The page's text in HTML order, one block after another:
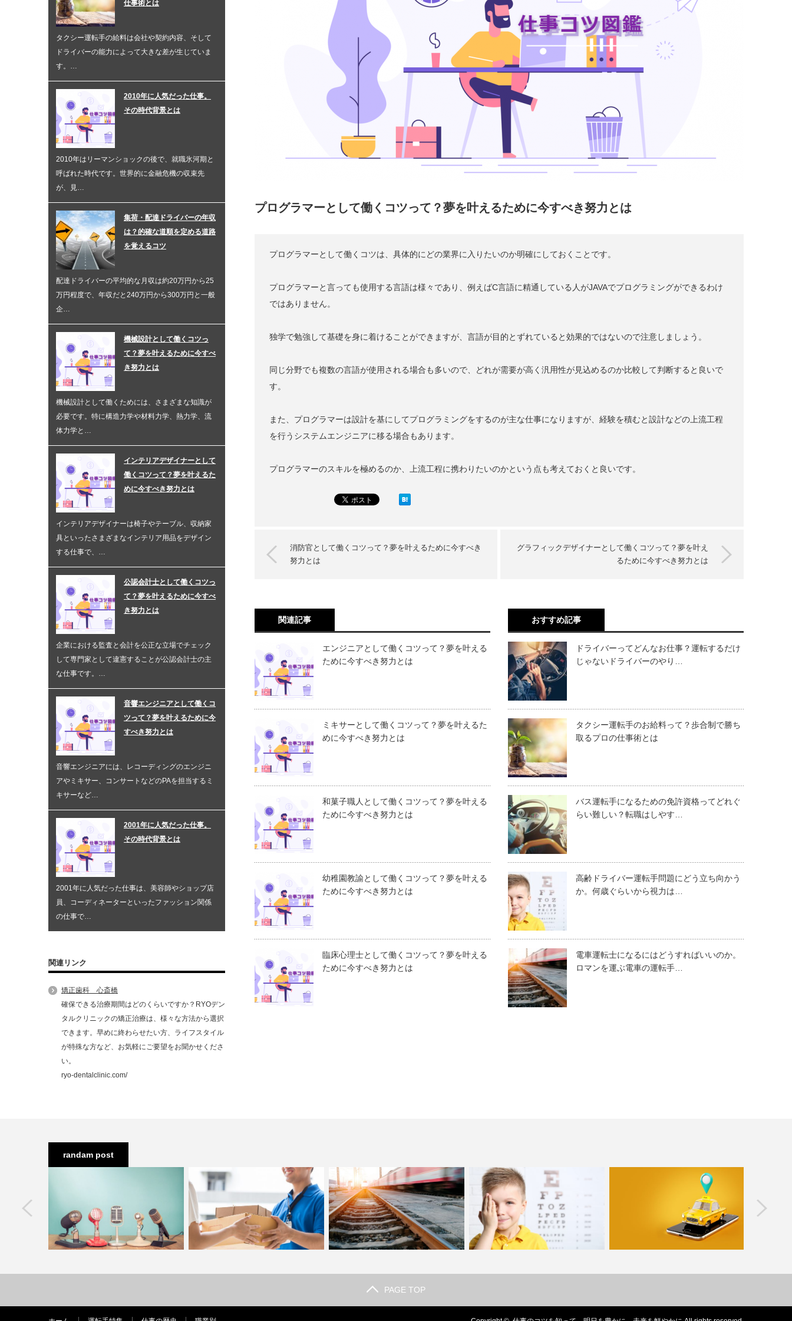
プログラマーとして働くコツって？夢を叶えるために今すべき努力とは
プログラマーとして働くコツは、具体的にどの業界に入りたいのか明確にしておくことです。
プログラマーと言っても使用する言語は様々であり、例えばC言語に精通している人がJAVAでプログラミングができるわけ
ではありません。
独学で勉強して基礎を身に着けることができますが、言語が目的とずれていると効果的ではないので注意しましょう。
同じ分野でも複数の言語が使用される場合も多いので、どれが需要が高く汎用性が見込めるのか比較して判断すると良いで
す。
また、プログラマーは設計を基にしてプログラミングをするのが主な仕事になりますが、経験を積むと設計などの上流工程
を行うシステムエンジニアに移る場合もあります。
プログラマーのスキルを極めるのか、上流工程に携わりたいのかという点も考えておくと良いです。
消防官として働くコツって？夢を叶えるために今すべき
努力とは
グラフィックデザイナーとして働くコツって？夢を叶え
るために今すべき努力とは
関連記事
エンジニアとして働くコツって？夢を叶える
ために今すべき努力とは
ミキサーとして働くコツって？夢を叶えるた
めに今すべき努力とは
和菓子職人として働くコツって？夢を叶える
ために今すべき努力とは
幼稚園教諭として働くコツって？夢を叶える
ために今すべき努力とは
臨床心理士として働くコツって？夢を叶える
ために今すべき努力とは
おすすめ記事
ドライバーってどんなお仕事？運転するだけ
じゃないドライバーのやり…
タクシー運転手のお給料って？歩合制で勝ち
取るプロの仕事術とは
バス運転手になるための免許資格ってどれぐ
らい難しい？転職はしやす…
高齢ドライバー運転手問題にどう立ち向かう
か。何歳ぐらいから視力は…
電車運転士になるにはどうすればいいのか。
ロマンを運ぶ電車の運転手…
仕事術とは
タクシー運転手の給料は会社や契約内容、そして
ドライバーの能力によって大きな差が生じていま
す。…
2010年に人気だった仕事。
その時代背景とは
2010年はリーマンショックの後で、就職氷河期と
呼ばれた時代です。世界的に金融危機の収束先
が、見…
集荷・配達ドライバーの年収
は？的確な道順を定める道路
を覚えるコツ
配達ドライバーの平均的な月収は約20万円から25
万円程度で、年収だと240万円から300万円と一般
企…
機械設計として働くコツっ
て？夢を叶えるために今すべ
き努力とは
機械設計として働くためには、さまざまな知識が
必要です。特に構造力学や材料力学、熱力学、流
体力学と…
インテリアデザイナーとして
働くコツって？夢を叶えるた
めに今すべき努力とは
インテリアデザイナーは椅子やテーブル、収納家
具といったさまざまなインテリア用品をデザイン
する仕事で、…
公認会計士として働くコツっ
て？夢を叶えるために今すべ
き努力とは
企業における監査と会計を公正な立場でチェック
して専門家として違憲することが公認会計士の主
な仕事です。…
音響エンジニアとして働くコ
ツって？夢を叶えるために今
すべき努力とは
音響エンジニアには、レコーディングのエンジニ
アやミキサー、コンサートなどのPAを担当するミ
キサーなど…
2001年に人気だった仕事。
その時代背景とは
2001年に人気だった仕事は、美容師やショップ店
員、コーディネーターといったファッション関係
の仕事で…
関連リンク
矯正歯科 心斎橋
確保できる治療期間はどのくらいですか？RYOデン
タルクリニックの矯正治療は、様々な方法から選択
できます。早めに終わらせたい方、ライフスタイル
が特殊な方など、お気軽にご要望をお聞かせくださ
い。
ryo-dentalclinic.com/
randam post
は？的確
バスや電車の運転手のアナウンスって
緊張しそう。声を届ける…
郵便配達の仕事って大変？雨の日や不
在時などの苦労や辛さと…
電車運転士になるにはどうすればいい
高齢ドライバー運転手問題にどう立ち
向かうか。何歳ぐらいか…
個人タクシーとして開業するにはどう
したら？他のライバルに…
大型トラ
PAGE TOP